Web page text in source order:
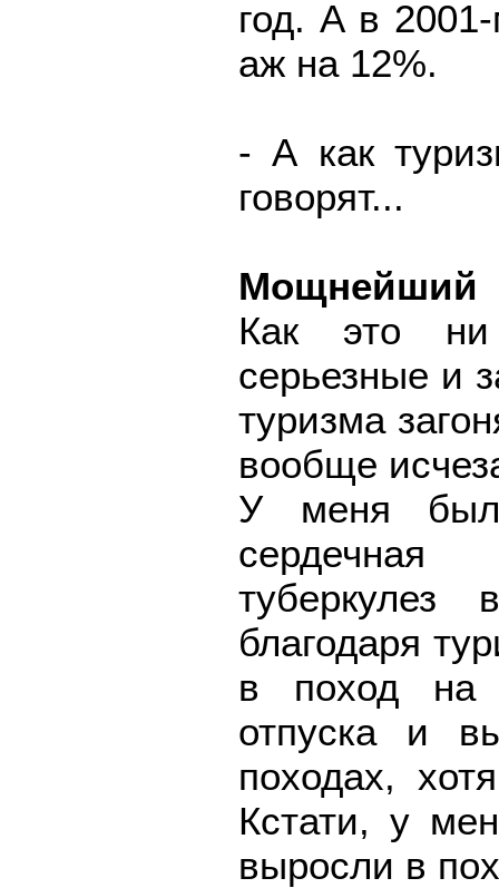
год. А в
аж на 12%.
- А как
говорят...
Мощнейший
Как это ни
серьезные и
туризма
вообще
У меня
сердечная
благодаря
в поход на
отпуска и
походах,
Кстати, у
выросли в